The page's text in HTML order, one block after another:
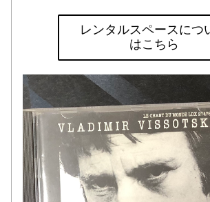
レンタルスペースにつ
はこちら